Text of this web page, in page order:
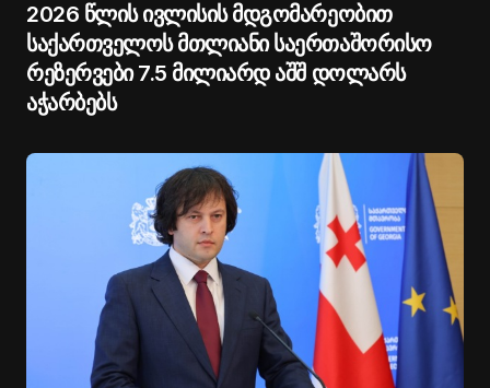
2026 წლის ივლისის მდგომარეობით
საქართველოს მთლიანი საერთაშორისო
რეზერვები 7.5 მილიარდ აშშ დოლარს
აჭარბებს